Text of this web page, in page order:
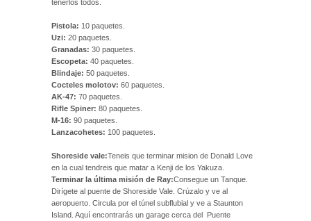
tenerlos todos.
Pistola: 10 paquetes.
Uzi: 20 paquetes.
Granadas: 30 paquetes.
Escopeta: 40 paquetes.
Blindaje: 50 paquetes.
Cocteles molotov: 60 paquetes.
AK-47: 70 paquetes.
Rifle Spiner: 80 paquetes.
M-16: 90 paquetes.
Lanzacohetes: 100 paquetes.
Shoreside vale:Teneis que terminar mision de Donald Love
en la cual tendreis que matar a Kenji de los Yakuza.
Terminar la última misión de Ray:Consegue un Tanque.
Dirígete al puente de Shoreside Vale. Crúzalo y ve al
aeropuerto. Circula por el túnel subflubial y ve a Staunton
Island. Aquí encontrarás un garage cerca del Puente